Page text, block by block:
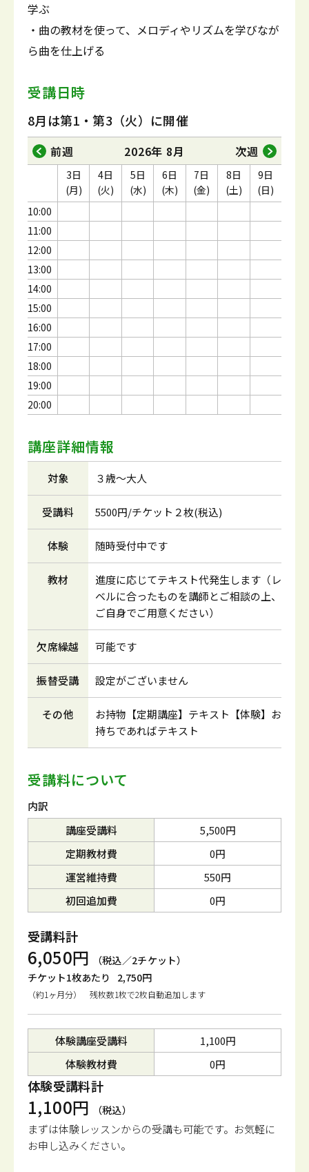
学ぶ
・曲の教材を使って、メロディやリズムを学びなが
ら曲を仕上げる
受講日時
8月は第1・第3（火）に開催
前週 2026年 8月 次週
10:00
11:00
12:00
13:00
14:00
15:00
16:00
17:00
18:00
19:00
20:00
3日
(月)
4日
(火)
5日
(水)
6日
(木)
7日
(金)
8日
(土)
9日
(日)
講座詳細情報
対象 ３歳～大人
受講料 5500円/チケット２枚(税込)
体験 随時受付中です
教材
進度に応じてテキスト代発生します（レ
ベルに合ったものを講師とご相談の上、
ご自身でご用意ください）
欠席繰越 可能です
振替受講 設定がございません
その他
お持物【定期講座】テキスト【体験】お
持ちであればテキスト
受講料について
内訳
講座受講料
5,500円
定期教材費
0円
運営維持費
550円
初回追加費
0円
受講料計
6,050円
（税込／2チケット）
チケット1枚あたり
2,750円
（約1ヶ月分） 残枚数1枚で2枚自動追加します
体験講座受講料
1,100円
体験教材費
0円
体験受講料計
1,100円 （税込）
まずは体験レッスンからの受講も可能です。 お気軽に
お申し込みください。